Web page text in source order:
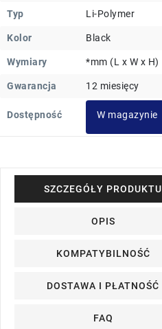
Typ Li-Polymer
Kolor Black
Wymiary *mm (L x W x H)
Gwarancja 12 miesięcy
Dostępność W magazynie
SZCZEGÓŁY PRODUKTU
OPIS
KOMPATYBILNOŚĆ
DOSTAWA I PŁATNOŚĆ
FAQ